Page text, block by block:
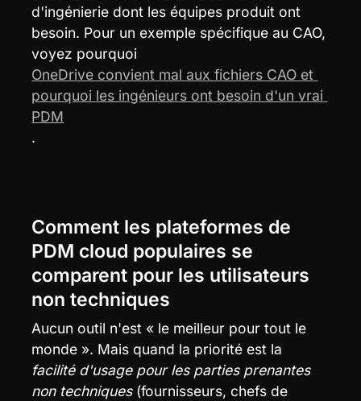
d'ingénierie dont les équipes produit ont
besoin. Pour un exemple spécifique au CAO,
voyez pourquoi
OneDrive convient mal aux fichiers CAO et
pourquoi les ingénieurs ont besoin d'un vrai
PDM
.
Comment les plateformes de
PDM cloud populaires se
comparent pour les utilisateurs
non techniques
Aucun outil n'est « le meilleur pour tout le
facilité d'usage pour les parties prenantes
non techniques (fournisseurs, chefs de